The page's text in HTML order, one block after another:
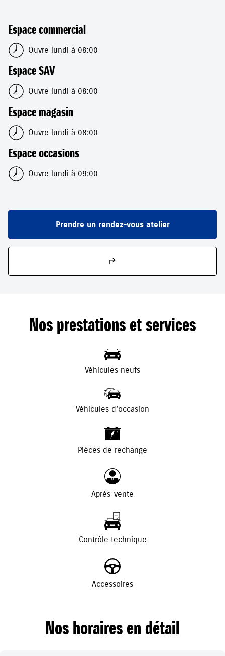
Espace commercial
Ouvre lundi à 08:00
Espace SAV
Ouvre lundi à 08:00
Espace magasin
Ouvre lundi à 08:00
Espace occasions
Ouvre lundi à 09:00
Prendre un rendez-vous atelier
Nos prestations et services
Véhicules neufs
Véhicules d'occasion
- +
Pièces de rechange
Après-vente
Contrôle technique
Accessoires
Nos horaires en détail